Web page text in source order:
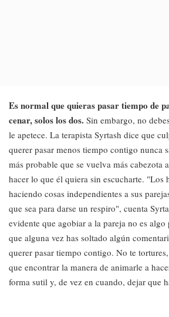
Es normal que quieras pasar tiempo de
cenar, solos los dos. Sin embargo, no
le apetece. La terapista Syrtash dice que
querer pasar menos tiempo contigo nunca
más probable que se vuelva más cabezota
hacer lo que él quiera sin escucharte. "Los
haciendo cosas independientes a sus
que sea para darse un respiro", cuenta
evidente que agobiar a la pareja no es
que alguna vez has soltado algún
querer pasar tiempo contigo. No te
que encontrar la manera de animarle a
forma sutil y, de vez en cuando, dejar que